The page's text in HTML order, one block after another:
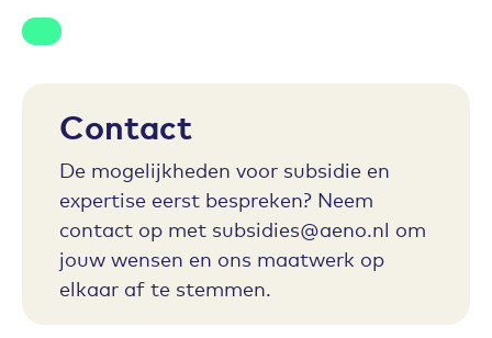
Contact
De mogelijkheden voor subsidie en
expertise eerst bespreken? Neem
contact op met subsidies@aeno.nl om
jouw wensen en ons maatwerk op
elkaar af te stemmen.